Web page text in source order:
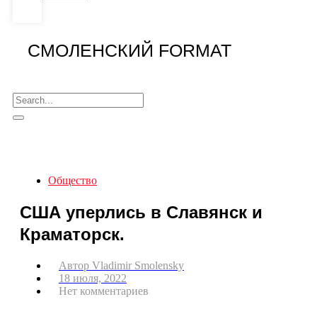
СМОЛЕНСКИЙ FORMAT
Общество
США уперлись в Славянск и
Краматорск.
Автор Vladimir Smolensky
18 июля, 2022
Нет комментариев